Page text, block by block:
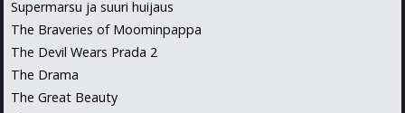
Supermarsu ja suuri huijaus
The Braveries of Moominpappa
The Devil Wears Prada 2
The Drama
The Great Beauty